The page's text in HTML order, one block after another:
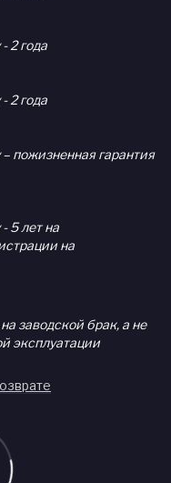
2 года
2 года
пожизненная гарантия
5 лет на
на
заводской брак, а не
эксплуатации